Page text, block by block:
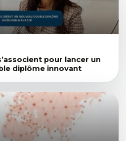
pour lancer un
diplôme innovant